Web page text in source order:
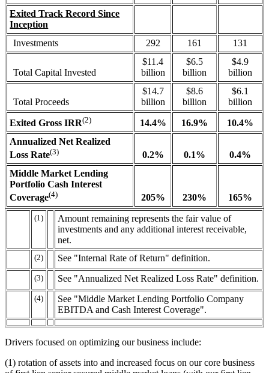
Exited Track Record Since
Inception
Investments
292 161 131
Total Capital Invested
$11.4
billion
$6.5
billion
$4.9
billion
Total Proceeds
$14.7
billion
$8.6
billion
$6.1
billion
Exited Gross IRR(2) 14.4% 16.9%
10.4%
Annualized Net Realized
Loss Rate(3) 0.2% 0.1%
0.4%
Middle Market Lending
Portfolio Cash Interest
Coverage(4) 205% 230% 165%
(1)
Amount remaining represents the fair value of
investments and any additional interest receivable,
net.
(2) See "Internal Rate of Return" definition.
(3) See "Annualized Net Realized Loss Rate" definition.
(4)
See "Middle Market Lending Portfolio Company
EBITDA and Cash Interest Coverage".
Drivers focused on optimizing our business include:
(1) rotation of assets into and increased focus on our core business